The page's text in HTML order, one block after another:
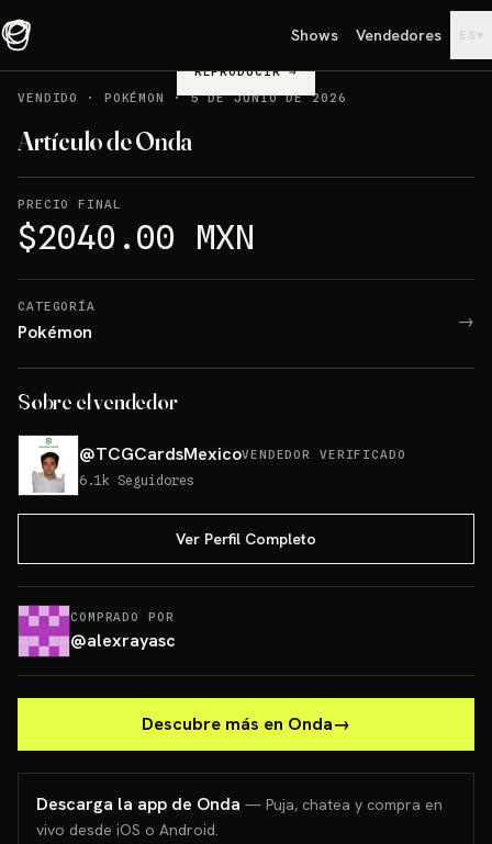
Shows Vendedores ES ▾
REPRODUCIR→
VENDIDO
· POKÉMON ·5 DE JUNIO DE 2026
Artículo de Onda
PRECIO FINAL
$2040.00 MXN
CATEGORÍA
Pokémon →
Sobre el vendedor
@TCGCardsMexicoVENDEDOR VERIFICADO
6.1k Seguidores
Ver Perfil Completo
COMPRADO POR
@alexrayasc
Descubre más en Onda→
Descarga la app de Onda — Puja, chatea y compra en
vivo desde iOS o Android.